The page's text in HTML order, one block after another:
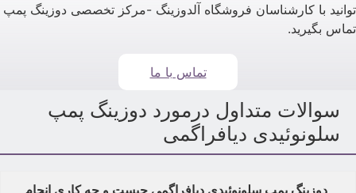
توانید با کارشناسان فروشگاه آلدوزینگ -مرکز تخصصی دوزینگ پمپ
تماس بگیرید.
تماس با ما
سوالات متداول درمورد دوزینگ پمپ
سلونوئیدی دیافراگمی